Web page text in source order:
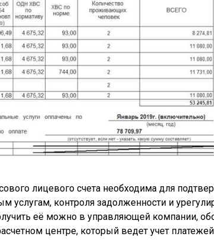
лицевого счета необходима для
услугам, контроля задолженности и
её можно в управляющей компании,
центре, который ведет учет